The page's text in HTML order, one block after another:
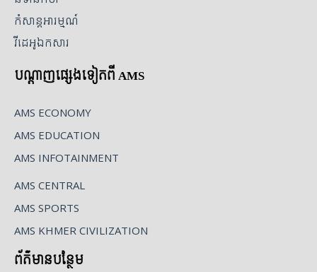
កំសាន្តអារម្មណ៍
វីដេអូឯកសារ
បណ្ដាញផ្សេងទៀតពី AMS
AMS ECONOMY
AMS EDUCATION
AMS INFOTAINMENT
AMS CENTRAL
AMS SPORTS
AMS KHMER CIVILIZATION
ព័ត៌មានបន្ថែម